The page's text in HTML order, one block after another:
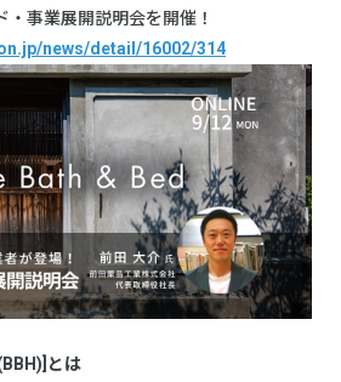
事業展開説明会を開催！
news/detail/16002/314
とは